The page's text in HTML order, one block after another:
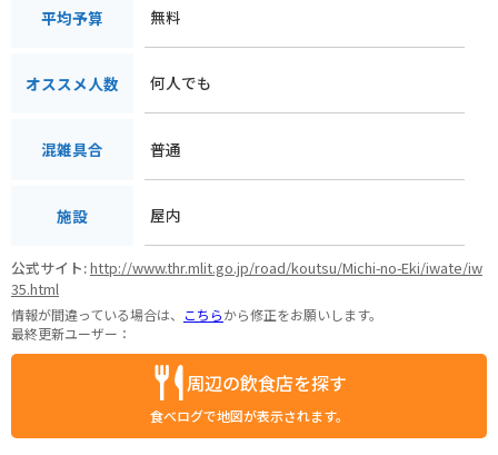
平均予算 無料
オススメ人数 何人でも
混雑具合 普通
施設 屋内
公式サイト:http://www.thr.mlit.go.jp/road/koutsu/Michi-no-Eki/iwate/iw
35.html
情報が間違っている場合は、 こちらから修正をお願いします。
最終更新ユーザー：
周辺の飲食店を探す
食べログで地図が表示されます。